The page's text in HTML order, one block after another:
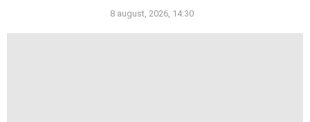
8 august, 2026, 14:30